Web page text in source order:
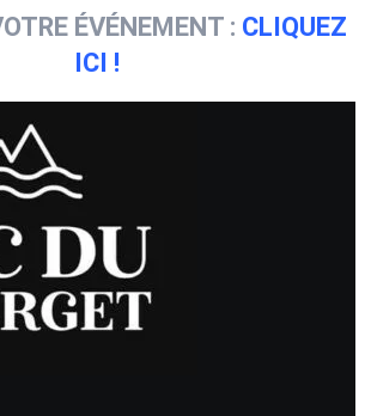
ÉVÉNEMENT : CLIQUEZ
ICI !